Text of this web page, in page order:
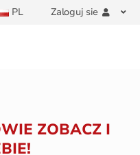
PL Zaloguj sie
ZOBACZ I